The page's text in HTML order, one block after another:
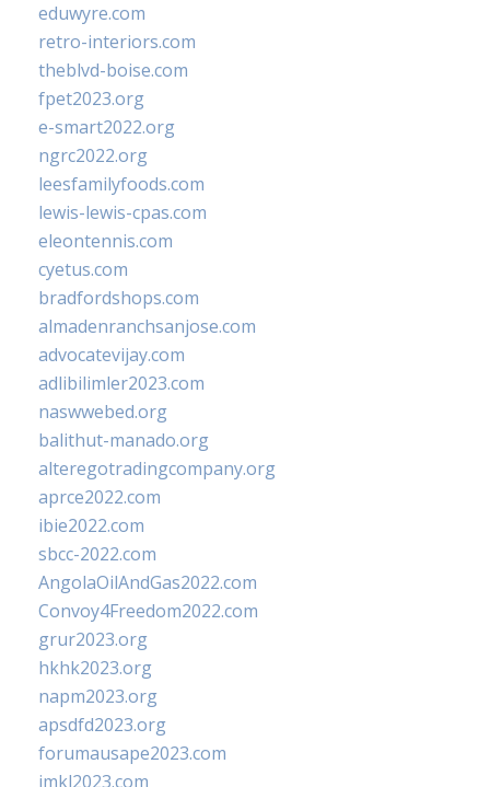
eduwyre.com
retro-interiors.com
theblvd-boise.com
fpet2023.org
e-smart2022.org
ngrc2022.org
leesfamilyfoods.com
lewis-lewis-cpas.com
eleontennis.com
cyetus.com
bradfordshops.com
almadenranchsanjose.com
advocatevijay.com
adlibilimler2023.com
naswwebed.org
balithut-manado.org
alteregotradingcompany.org
aprce2022.com
ibie2022.com
sbcc-2022.com
AngolaOilAndGas2022.com
Convoy4Freedom2022.com
grur2023.org
hkhk2023.org
napm2023.org
apsdfd2023.org
forumausape2023.com
imkl2023.com